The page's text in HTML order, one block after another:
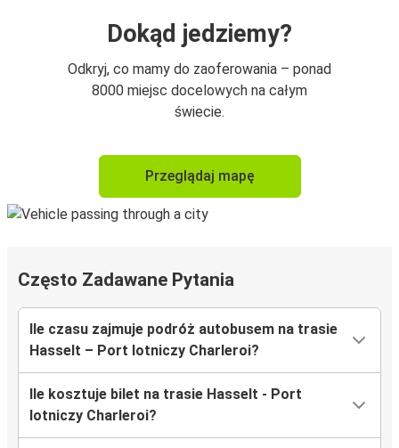
Dokąd jedziemy?
Odkryj, co mamy do zaoferowania – ponad
8000 miejsc docelowych na całym
świecie.
Przeglądaj mapę
Często Zadawane Pytania
Ile czasu zajmuje podróż autobusem na trasie
Hasselt – Port lotniczy Charleroi?
Ile kosztuje bilet na trasie Hasselt - Port
lotniczy Charleroi?